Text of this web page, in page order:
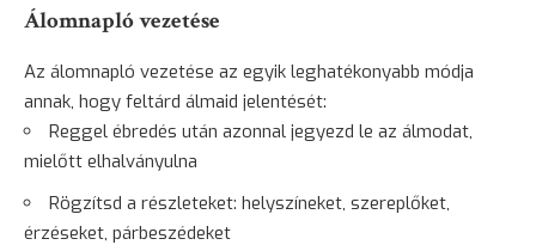
Álomnapló vezetése
Az álomnapló vezetése az egyik leghatékonyabb módja
annak, hogy feltárd álmaid jelentését:
Reggel ébredés után azonnal jegyezd le az álmodat,
mielőtt elhalványulna
Rögzítsd a részleteket: helyszíneket, szereplőket,
érzéseket, párbeszédeket